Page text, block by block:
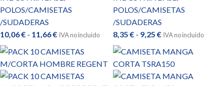
POLOS/CAMISETAS
/SUDADERAS
10,06€ - 11,66€ IVA no incluido
POLOS/CAMISETAS
/SUDADERAS
8,35 € - 9,25 € IVA no incluido